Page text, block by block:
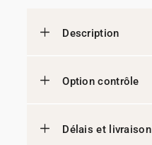
Description
Option contrôle
Délais et livraison